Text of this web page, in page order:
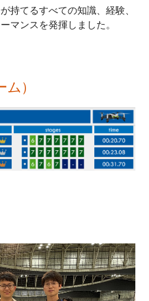
持てるすべての知識、経験、
マンスを発揮しました。
）